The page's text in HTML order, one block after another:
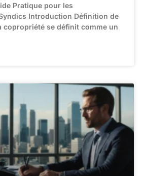
Pratique pour les
Introduction Définition de
copropriété se définit comme un